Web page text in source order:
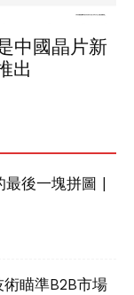
中國晶片新
出
後一塊拼圖 |
瞄準B2B市場